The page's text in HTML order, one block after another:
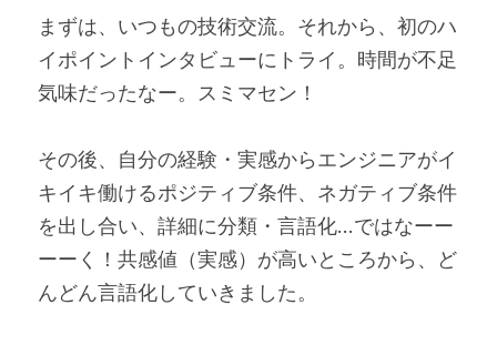
まずは、いつもの技術交流。それから、初のハ
イポイントインタビューにトライ。時間が不足
気味だったなー。スミマセン！
その後、自分の経験・実感からエンジニアがイ
キイキ働けるポジティブ条件、ネガティブ条件
を出し合い、詳細に分類・言語化…ではなーー
ーーく！共感値（実感）が高いところから、ど
んどん言語化していきました。